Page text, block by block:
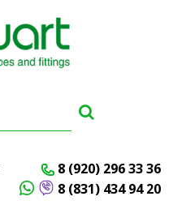
8 (920) 296 33 36
8 (831) 434 94 20